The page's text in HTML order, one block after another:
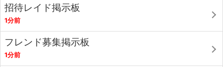
招待レイド掲示板
1分前
フレンド募集掲示板
1分前